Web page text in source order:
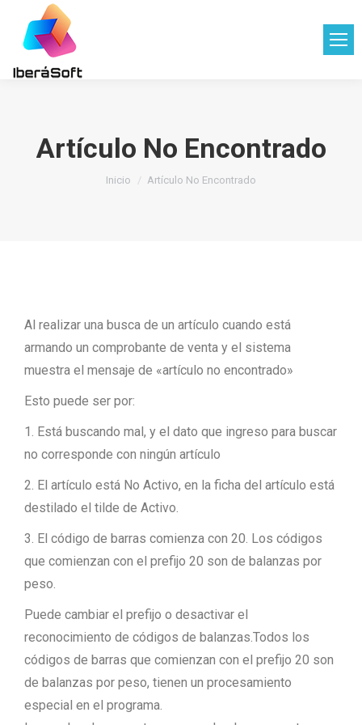
Artículo No Encontrado
Estás aquí:
Inicio Artículo No Encontrado
Al realizar una busca de un artículo cuando está
armando un comprobante de venta y el sistema
muestra el mensaje de «artículo no encontrado»
Esto puede ser por:
1. Está buscando mal, y el dato que ingreso para buscar
no corresponde con ningún artículo
2. El artículo está No Activo, en la ficha del artículo está
destilado el tilde de Activo.
3. El código de barras comienza con 20. Los códigos
que comienzan con el prefijo 20 son de balanzas por
peso.
Puede cambiar el prefijo o desactivar el
reconocimiento de códigos de balanzas.Todos los
códigos de barras que comienzan con el prefijo 20 son
de balanzas por peso, tienen un procesamiento
especial en el programa.